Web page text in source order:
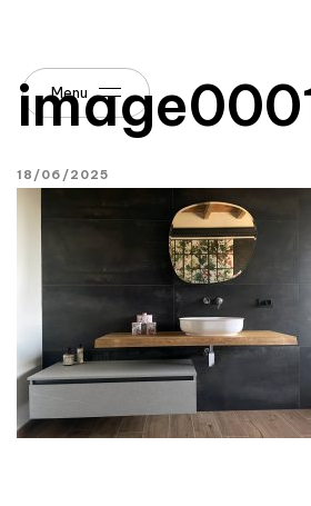
Menu
18/06/2025